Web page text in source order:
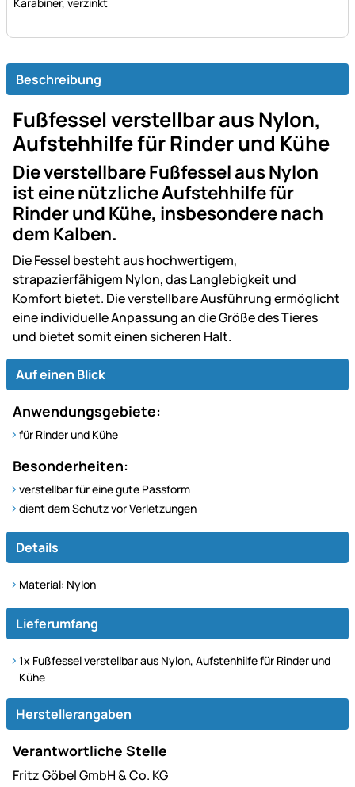
Beschreibung
Fußfessel verstellbar aus Nylon,
Aufstehhilfe für Rinder und Kühe
Die verstellbare Fußfessel aus Nylon
ist eine nützliche Aufstehhilfe für
Rinder und Kühe, insbesondere nach
dem Kalben.
Die Fessel besteht aus hochwertigem,
strapazierfähigem Nylon, das Langlebigkeit und
Komfort bietet. Die verstellbare Ausführung ermöglicht
eine individuelle Anpassung an die Größe des Tieres
und bietet somit einen sicheren Halt.
Auf einen Blick
Anwendungsgebiete:
für Rinder und Kühe
Besonderheiten:
verstellbar für eine gute Passform
dient dem Schutz vor Verletzungen
Details
Material: Nylon
Lieferumfang
1x Fußfessel verstellbar aus Nylon, Aufstehhilfe für Rinder und
Kühe
Herstellerangaben
Verantwortliche Stelle
Fritz Göbel GmbH & Co. KG